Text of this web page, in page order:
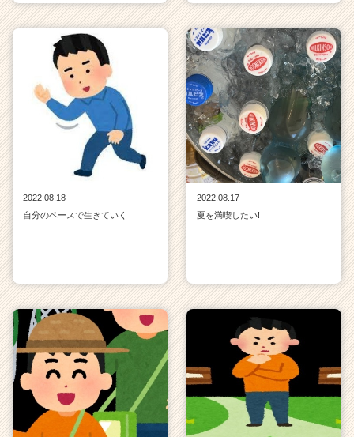
2022.08.18
自分のペースで生きていく
2022.08.17
夏を満喫したい!